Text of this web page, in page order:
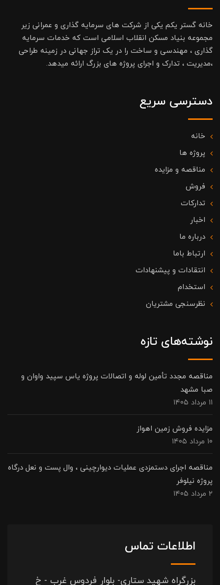
خانه گستر یکم یکی از شرکت های سرمایه گذاری و عمرانی زیر
مجموعه بنیاد مسکن انقلاب اسلامی است که خدمات سرمایه
گذاری ، مهندسی و ساخت را در یک تراز جهانی در زمینه طراحی
،مدیریت ، تدارک و اجرای پروژه های بزرگ ارائه میدهد.
دسترسی سریع
خانه
پروژه ها
مناقصه و مزایده
فروش
تدارکات
اخبار
درباره ما
ارتباط باما
انتقادات و پیشنهادات
استخدام
نظرسنجی مشتریان
نوشته‌های تازه
مناقصه مجدد تأمین لوله و اتصالات پروژه یاس سپید واوان و
صبا مشهد
۱۱ مرداد ۱۴۰۵
مزایده فروش زمین اهواز
۱۰ مرداد ۱۴۰۵
مناقصه اجرای دستمزدی عملیات دیوارچینی ، وال پست و نعل درگاه
پروژه نیلوفر
۲ مرداد ۱۴۰۵
اطلاعات تماس
بزرگراه شهید ستاری- بلوار فردوس غرب - خ